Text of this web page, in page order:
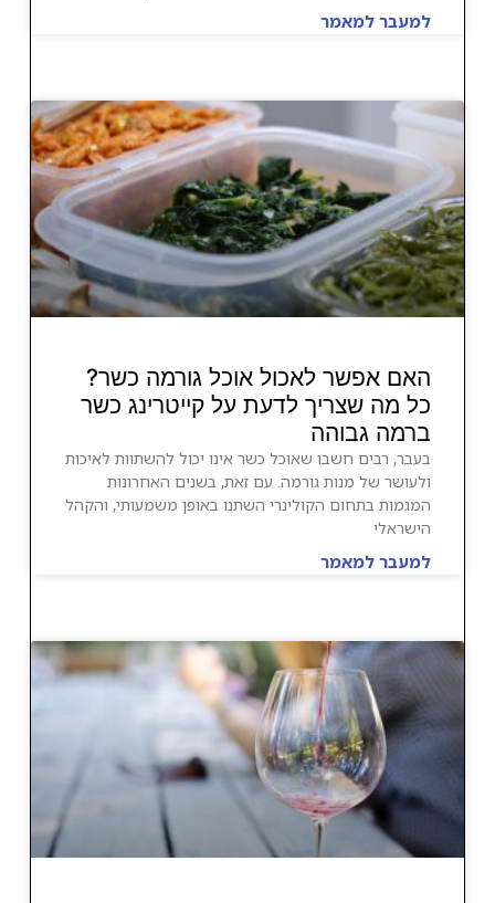
למעבר למאמר
האם אפשר לאכול אוכל גורמה כשר?
כל מה שצריך לדעת על קייטרינג כשר
ברמה גבוהה
בעבר, רבים חשבו שאוכל כשר אינו יכול להשתוות לאיכות
ולעושר של מנות גורמה. עם זאת, בשנים האחרונות
המגמות בתחום הקולינרי השתנו באופן משמעותי, והקהל
הישראלי
למעבר למאמר